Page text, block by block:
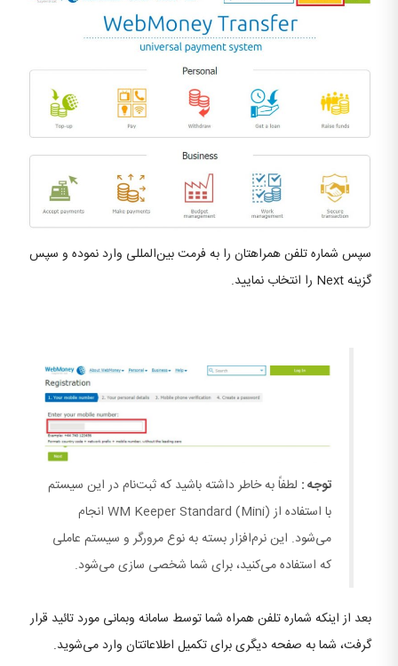
سپس شماره تلفن همراهتان را به فرمت بین‌المللی وارد نموده و سپس
گزینه Next را انتخاب نمایید.
توجه : لطفاً به خاطر داشته باشید که ثبت‌نام در این سیستم
با استفاده از WM Keeper Standard (Mini) انجام
می‌شود. این نرم‌افزار بسته به نوع مرورگر و سیستم عاملی
که استفاده می‌کنید، برای شما شخصی سازی می‌شود.
بعد از اینکه شماره تلفن همراه شما توسط سامانه وبمانی مورد تائید قرار
گرفت، شما به صفحه دیگری برای تکمیل اطلاعاتتان وارد می‌شوید.